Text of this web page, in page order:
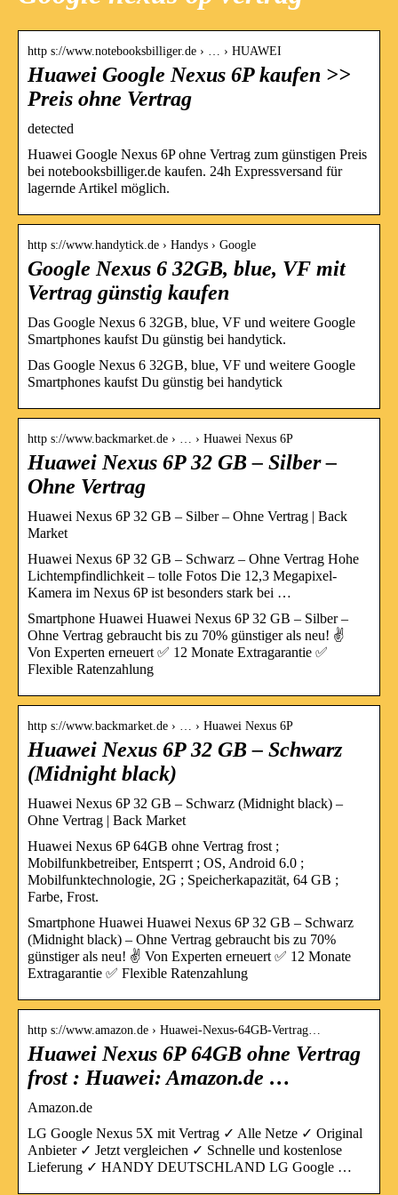
http s://www.notebooksbilliger.de › … › HUAWEI
Huawei Google Nexus 6P kaufen >>
Preis ohne Vertrag
detected
Huawei Google Nexus 6P ohne Vertrag zum günstigen Preis
bei notebooksbilliger.de kaufen. 24h Expressversand für
lagernde Artikel möglich.
http s://www.handytick.de › Handys › Google
Google Nexus 6 32GB, blue, VF mit
Vertrag günstig kaufen
Das Google Nexus 6 32GB, blue, VF und weitere Google
Smartphones kaufst Du günstig bei handytick.
Das Google Nexus 6 32GB, blue, VF und weitere Google
Smartphones kaufst Du günstig bei handytick
http s://www.backmarket.de › … › Huawei Nexus 6P
Huawei Nexus 6P 32 GB – Silber –
Ohne Vertrag
Huawei Nexus 6P 32 GB – Silber – Ohne Vertrag | Back
Market
Huawei Nexus 6P 32 GB – Schwarz – Ohne Vertrag Hohe
Lichtempfindlichkeit – tolle Fotos Die 12,3 Megapixel-
Kamera im Nexus 6P ist besonders stark bei …
Smartphone Huawei Huawei Nexus 6P 32 GB – Silber –
Ohne Vertrag gebraucht bis zu 70% günstiger als neu! ✌
Von Experten erneuert ✅ 12 Monate Extragarantie ✅
Flexible Ratenzahlung
http s://www.backmarket.de › … › Huawei Nexus 6P
Huawei Nexus 6P 32 GB – Schwarz
(Midnight black)
Huawei Nexus 6P 32 GB – Schwarz (Midnight black) –
Ohne Vertrag | Back Market
Huawei Nexus 6P 64GB ohne Vertrag frost ;
Mobilfunkbetreiber, Entsperrt ; OS, Android 6.0 ;
Mobilfunktechnologie, 2G ; Speicherkapazität, 64 GB ;
Farbe, Frost.
Smartphone Huawei Huawei Nexus 6P 32 GB – Schwarz
(Midnight black) – Ohne Vertrag gebraucht bis zu 70%
günstiger als neu! ✌ Von Experten erneuert ✅ 12 Monate
Extragarantie ✅ Flexible Ratenzahlung
http s://www.amazon.de › Huawei-Nexus-64GB-Vertrag…
Huawei Nexus 6P 64GB ohne Vertrag
frost : Huawei: Amazon.de …
Amazon.de
LG Google Nexus 5X mit Vertrag ✓ Alle Netze ✓ Original
Anbieter ✓ Jetzt vergleichen ✓ Schnelle und kostenlose
Lieferung ✓ HANDY DEUTSCHLAND LG Google …